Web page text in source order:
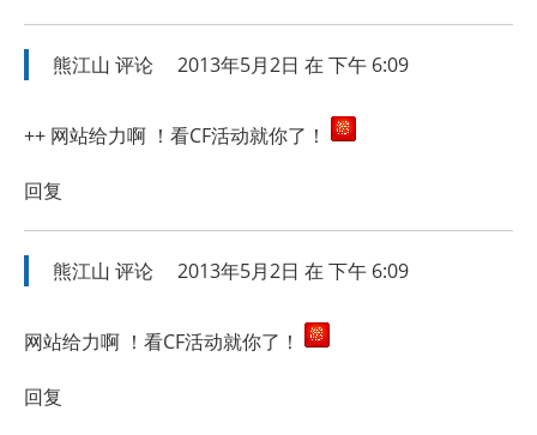
熊江山 评论 2013年5月2日 在 下午 6:09
++ 网站给力啊 ！看CF活动就你了！
回复
熊江山 评论 2013年5月2日 在 下午 6:09
网站给力啊 ！看CF活动就你了！
回复